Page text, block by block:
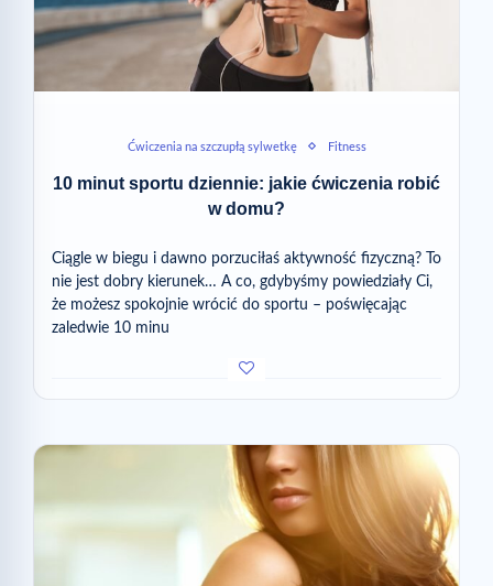
Ćwiczenia na szczupłą sylwetkę Fitness
10 minut sportu dziennie: jakie ćwiczenia robić
w domu?
Ciągle w biegu i dawno porzuciłaś aktywność fizyczną? To
nie jest dobry kierunek… A co, gdybyśmy powiedziały Ci,
że możesz spokojnie wrócić do sportu – poświęcając
zaledwie 10 minu